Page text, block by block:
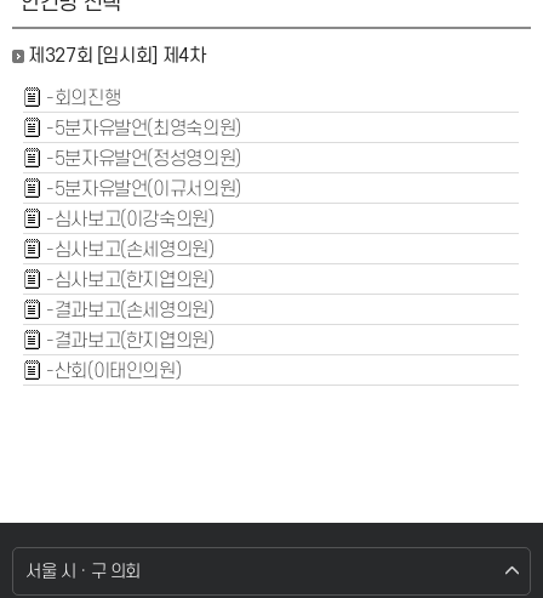
제327회 [임시회] 제4차
-회의진행
-5분자유발언(최영숙의원)
-5분자유발언(정성영의원)
-5분자유발언(이규서의원)
-심사보고(이강숙의원)
-심사보고(손세영의원)
-심사보고(한지엽의원)
-결과보고(손세영의원)
-결과보고(한지엽의원)
-산회(이태인의원)
서울 시 · 구 의회